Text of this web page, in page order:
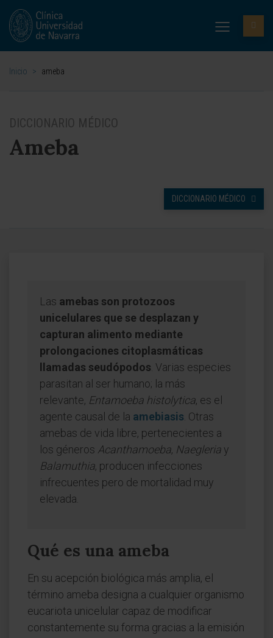
Inicio > ameba
DICCIONARIO MÉDICO
Ameba
DICCIONARIO MÉDICO
Las amebas son protozoos
unicelulares que se desplazan y
capturan alimento mediante
prolongaciones citoplasmáticas
llamadas seudópodos . Varias especies
parasitan al ser humano; la más
relevante, Entamoeba histolytica, es el
agente causal de la amebiasis . Otras
amebas de vida libre, pertenecientes a
los géneros Acanthamoeba, Naegleria y
Balamuthia, producen infecciones
infrecuentes pero de mortalidad muy
elevada.
Qué es una ameba
En su acepción biológica más amplia, el
término ameba designa a cualquier organismo
eucariota unicelular capaz de modificar
constantemente su forma gracias a la emisión